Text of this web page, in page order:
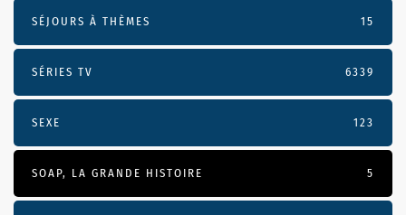
SÉJOURS À THÈMES 15
SÉRIES TV 6339
SEXE 123
SOAP, LA GRANDE HISTOIRE 5